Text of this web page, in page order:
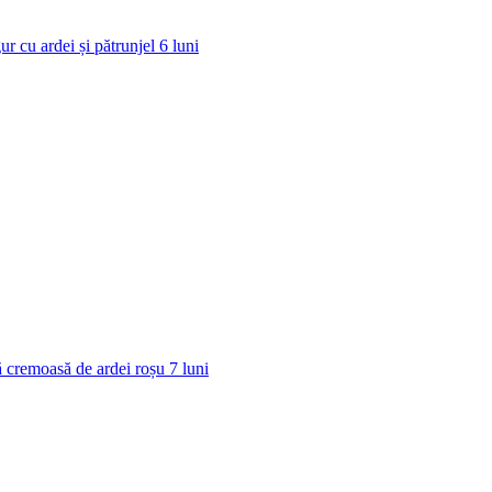
cu ardei și pătrunjel 6 luni
cremoasă de ardei roșu 7 luni